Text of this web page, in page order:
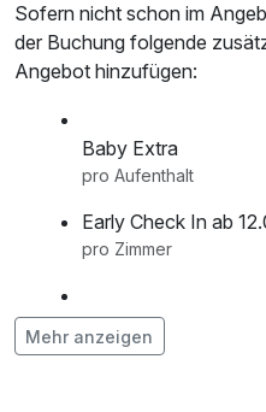
Sofern nicht schon im
der Buchung folgende
Angebot hinzufügen:
Baby Extra
pro Aufenthalt
Early Check In ab
pro Zimmer
frischer Strauß
pro Stück
Mehr anzeigen